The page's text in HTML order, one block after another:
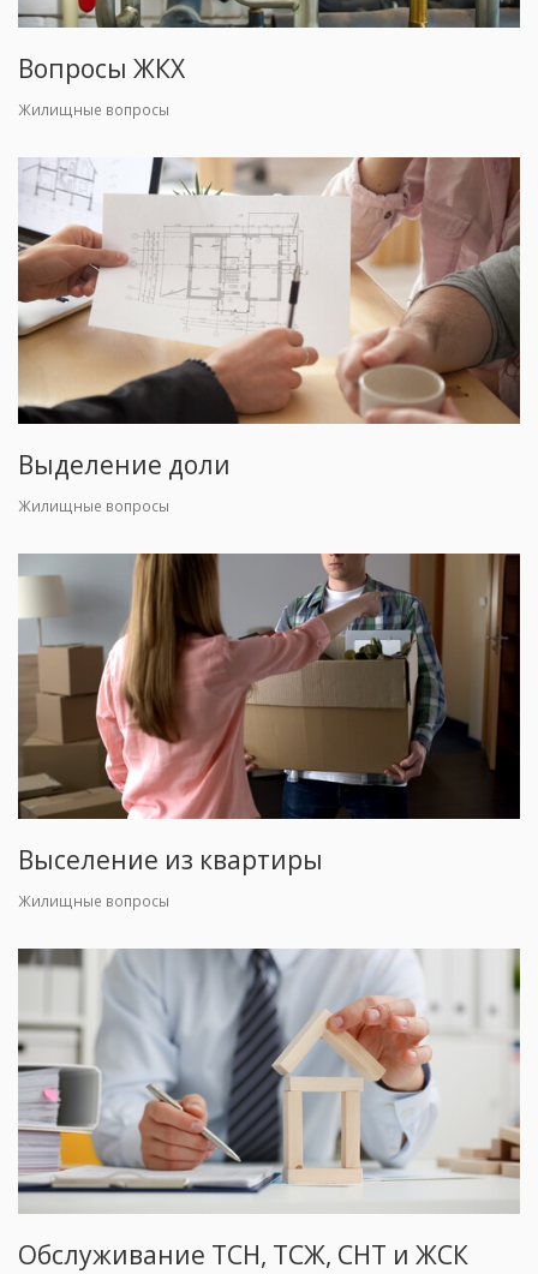
Вопросы ЖКХ
Жилищные вопросы
Выделение доли
Жилищные вопросы
Выселение из квартиры
Жилищные вопросы
Обслуживание ТСН, ТСЖ, СНТ и ЖСК